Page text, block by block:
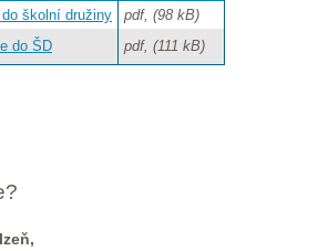
školní družiny
pdf, (98 kB)
do ŠD
pdf, (111 kB)